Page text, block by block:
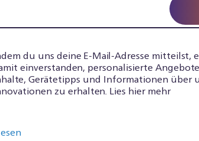
du uns deine E-Mail-Adresse mitteilst,
einverstanden, personalisierte
Gerätetipps und Informationen über
zu erhalten. Lies hier mehr